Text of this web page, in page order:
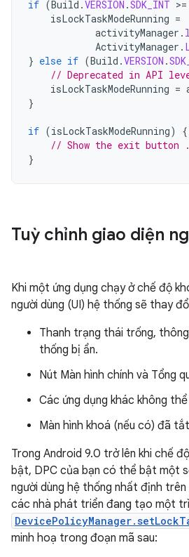
if (Build .VERSION .SDK_INT >=
isLockTaskModeRunning =
activityManager .
ActivityManager .
} else if (Build .VERSION .
// Deprecated in API
isLockTaskModeRunning =
}
if (isLockTaskModeRunning)
{
// Show the exit button
}
Tuỳ chỉnh giao diện
Khi một ứng dụng chạy ở chế độ
người dùng (UI) hệ thống sẽ thay
Thanh trạng thái trống,
thống bị ẩn.
Nút Màn hình chính và Tổng
Các ứng dụng khác không
Màn hình khoá (nếu có) đã
Trong Android 9.0 trở lên khi chế
bật, DPC của bạn có thể bật một
người dùng hệ thống nhất định
các nhà phát triển đang tạo một
minh hoạ trong đoạn mã sau: